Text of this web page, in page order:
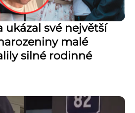
ukázal své největší
malé
silné rodinné